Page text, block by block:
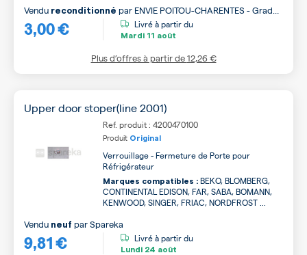
3,00 €
Vendu reconditionné par ENVIE POITOU-CHARENTES - Grade
B
Livré à partir du
Mardi 11 août
Plus d’offres à partir de12,26 €
Upper door stoper(line 2001)
Ref. produit : 4200470100
Produit Original
Verrouillage - Fermeture de Porte pour
Réfrigérateur
Marques compatibles : BEKO, BLOMBERG,
CONTINENTAL EDISON, FAR, SABA, BOMANN,
KENWOOD, SINGER, FRIAC, NORDFROST ...
9,81 €
Vendu neuf parSpareka
Livré à partir du
Lundi 24 août